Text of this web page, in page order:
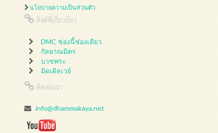
นโยบายความเป็นส่วนตัว
ลิงค์ที่เกี่ยวข้อง
DMC ช่องนี้ช่องเดียว
กัลยาณมิตร
บวชพระ
มิดเดิลเวย์
ติดต่อเรา
info@dhammakaya.net